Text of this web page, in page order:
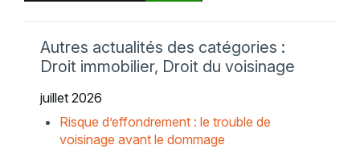
Autres actualités des catégories :
Droit immobilier, Droit du voisinage
juillet 2026
Risque d’effondrement : le trouble de
voisinage avant le dommage